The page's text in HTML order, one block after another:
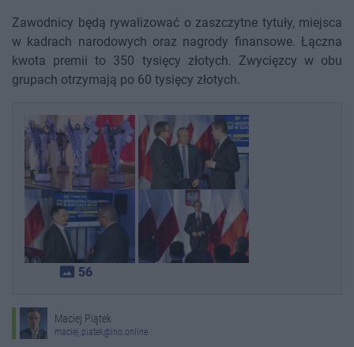
Zawodnicy będą rywalizować o zaszczytne tytuły, miejsca
w kadrach narodowych oraz nagrody finansowe. Łączna
kwota premii to 350 tysięcy złotych. Zwycięzcy w obu
grupach otrzymają po 60 tysięcy złotych.
photo_size_select_actual 56
Maciej Piątek
maciej.piatek@ino.online